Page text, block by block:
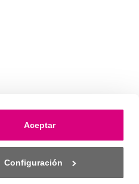
Aceptar
Configuración